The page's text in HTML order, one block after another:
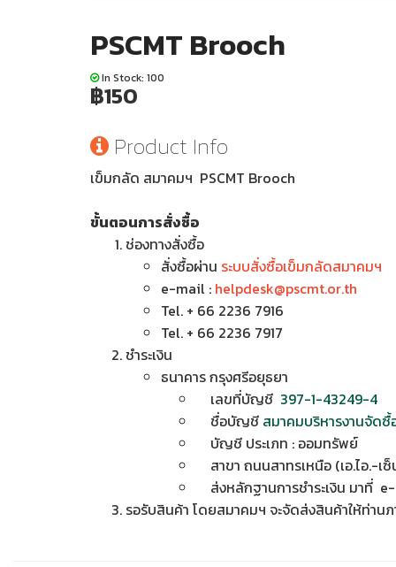
PSCMT Brooch
In Stock: 100
฿150
Product Info
เข็มกลัด สมาคมฯ PSCMT Brooch
ขั้นตอนการสั่งซื้อ
ช่องทางสั่งซื้อ
สั่งซื้อผ่าน ระบบสั่งซื้อเข็มกลัดสมาคมฯ
e-mail : helpdesk@pscmt.or.th
Tel. + 66 2236 7916
Tel. + 66 2236 7917
ชำระเงิน
ธนาคาร กรุงศรีอยุธยา
เลขที่บัญชี 397-1-43249-4
ชื่อบัญชี สมาคมบริหารงานจัด
บัญชี ประเภท : ออมทรัพย์
สาขา ถนนสาทรเหนือ (เอ.ไอ.-เซ็
ส่งหลักฐานการชำระเงิน มาที่
รอรับสินค้า โดยสมาคมฯ จะจัดส่งสินค้าให้ท่าน